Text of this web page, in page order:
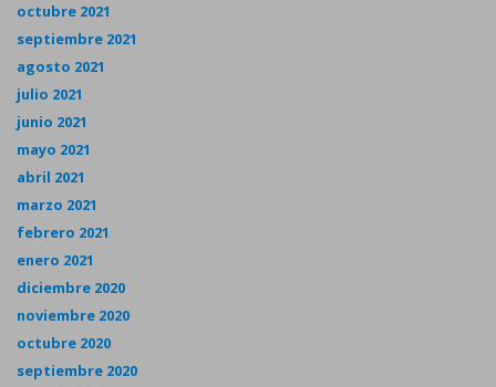
octubre 2021
septiembre 2021
agosto 2021
julio 2021
junio 2021
mayo 2021
abril 2021
marzo 2021
febrero 2021
enero 2021
diciembre 2020
noviembre 2020
octubre 2020
septiembre 2020